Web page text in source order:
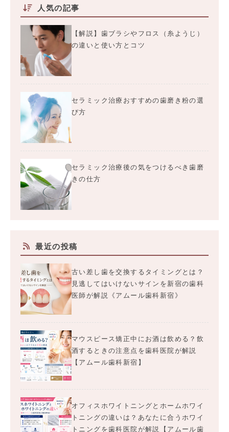
人気の記事
【解説】歯ブラシやフロス（糸ようじ）
の違いと使い方とコツ
セラミック治療おすすめの歯磨き粉の選
び方
セラミック治療後の気をつけるべき歯磨
きの仕方
最近の投稿
古い差し歯を交換するタイミングとは？
見逃してはいけないサインを新宿の歯科
医師が解説《アムール歯科新宿》
マウスピース矯正中にお酒は飲める？飲
酒するときの注意点を歯科医院が解説
【アムール歯科新宿】
オフィスホワイトニングとホームホワイ
トニングの違いは？あなたに合うホワイ
トニングを歯科医院が解説【アムール歯